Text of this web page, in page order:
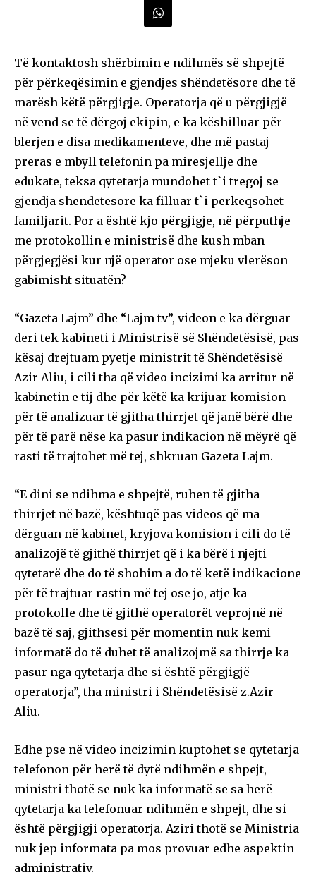
Të kontaktosh shërbimin e ndihmës së shpejtë
për përkeqësimin e gjendjes shëndetësore dhe të
marësh këtë përgjigje. Operatorja që u përgjigjë
në vend se të dërgoj ekipin, e ka këshilluar për
blerjen e disa medikamenteve, dhe më pastaj
preras e mbyll telefonin pa miresjellje dhe
edukate, teksa qytetarja mundohet t`i tregoj se
gjendja shendetesore ka filluar t`i perkeqsohet
familjarit. Por a është kjo përgjigje, në përputhje
me protokollin e ministrisë dhe kush mban
përgjegjësi kur një operator ose mjeku vlerëson
gabimisht situatën?
“Gazeta Lajm” dhe “Lajm tv”, videon e ka dërguar
deri tek kabineti i Ministrisë së Shëndetësisë, pas
kësaj drejtuam pyetje ministrit të Shëndetësisë
Azir Aliu, i cili tha që video incizimi ka arritur në
kabinetin e tij dhe për këtë ka krijuar komision
për të analizuar të gjitha thirrjet që janë bërë dhe
për të parë nëse ka pasur indikacion në mëyrë që
rasti të trajtohet më tej, shkruan Gazeta Lajm.
“E dini se ndihma e shpejtë, ruhen të gjitha
thirrjet në bazë, kështuqë pas videos që ma
dërguan në kabinet, kryjova komision i cili do të
analizojë të gjithë thirrjet që i ka bërë i njejti
qytetarë dhe do të shohim a do të ketë indikacione
për të trajtuar rastin më tej ose jo, atje ka
protokolle dhe të gjithë operatorët veprojnë në
bazë të saj, gjithsesi për momentin nuk kemi
informatë do të duhet të analizojmë sa thirrje ka
pasur nga qytetarja dhe si është përgjigjë
operatorja”, tha ministri i Shëndetësisë z.Azir
Aliu.
Edhe pse në video incizimin kuptohet se qytetarja
telefonon për herë të dytë ndihmën e shpejt,
ministri thotë se nuk ka informatë se sa herë
qytetarja ka telefonuar ndihmën e shpejt, dhe si
është përgjigji operatorja. Aziri thotë se Ministria
nuk jep informata pa mos provuar edhe aspektin
administrativ.